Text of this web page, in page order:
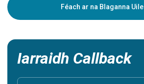
Féach ar na Blaganna Uile
Iarraidh Callback